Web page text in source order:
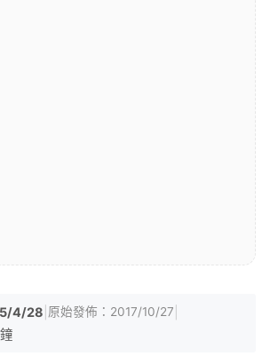
4/28 原始發佈： 2017/10/27